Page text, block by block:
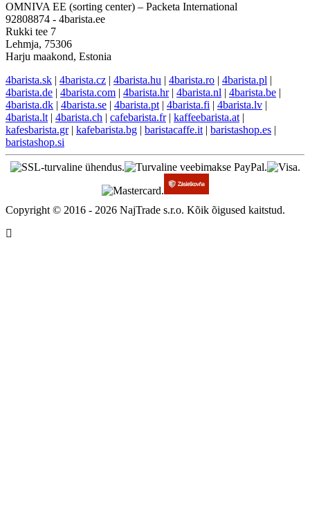
OMNIVA EE (sorting center) – Packeta International
92808874 - 4barista.ee
Rukki tee 7
Lehmja, 75306
Harju maakond, Estonia
4barista.sk | 4barista.cz | 4barista.hu | 4barista.ro | 4barista.pl |
4barista.de | 4barista.com | 4barista.hr| 4barista.nl | 4barista.be |
4barista.dk | 4barista.se | 4barista.pt | 4barista.fi | 4barista.lv |
4barista.lt | 4barista.ch | cafebarista.fr| kaffeebarista.at |
kafesbarista.gr| kafebarista.bg | baristacaffe.it | baristashop.es |
baristashop.si
Copyright © 2016 - 2026 NajTrade s.r.o. Kõik õigused kaitstud.